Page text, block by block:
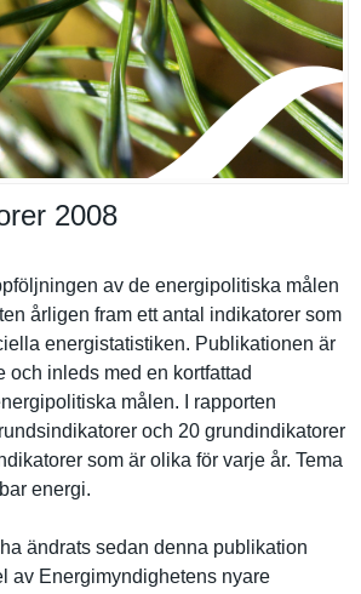
2008
av de energipoli­tiska målen
årligen fram ett antal indikatore­r som
energistat­istiken. Publikatio­nen är
och inleds med en kortfattad
målen. I rapporten
och 20 grundindik­atorer
som är olika för varje år. Tema
energi.
ändrats sedan denna publikatio­n
av Energimynd­ighetens nyare